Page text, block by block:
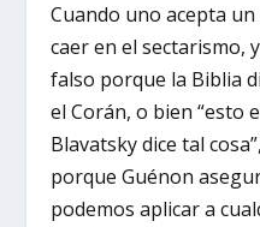
Cuando uno acepta
caer en el sectarismo,
falso porque la Biblia
el Corán, o bien “esto
Blavatsky dice tal
porque Guénon
podemos aplicar a